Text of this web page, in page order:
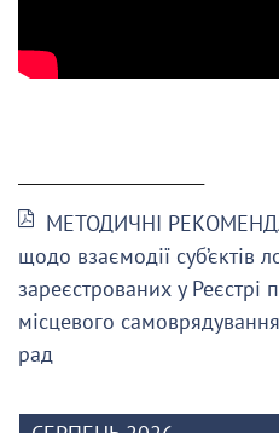
МЕТОДИЧНІ
щодо взаємодії суб’єктів
зареєстрованих у Реєстрі
місцевого
рад